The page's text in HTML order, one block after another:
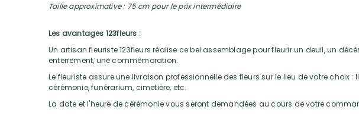
Taille approximative : 75 cm pour le prix intermédiaire
Les avantages 123fleurs :
Un artisan fleuriste 123fleurs réalise ce bel assemblage pour fleurir un deuil, un
enterrement, une commémoration.
Le fleuriste assure une livraison professionnelle des fleurs sur le lieu de votre choix :
cérémonie, funérarium, cimetière, etc.
La date et l'heure de cérémonie vous seront demandées au cours de votre